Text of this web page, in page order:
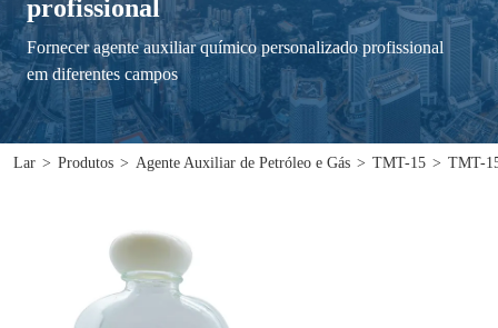
profissional
Fornecer agente auxiliar químico personalizado profissional
em diferentes campos
Lar > Produtos > Agente Auxiliar de Petróleo e Gás > TMT-15 > TMT-